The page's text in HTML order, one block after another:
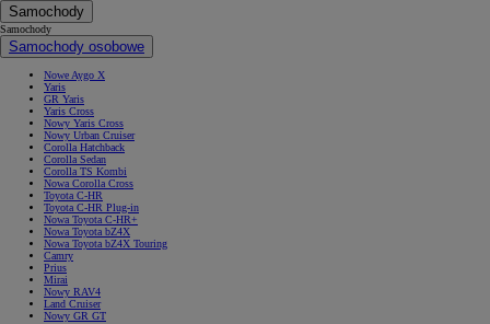
Samochody
Samochody
Samochody osobowe
Nowe Aygo X
Yaris
GR Yaris
Yaris Cross
Nowy Yaris Cross
Nowy Urban Cruiser
Corolla Hatchback
Corolla Sedan
Corolla TS Kombi
Nowa Corolla Cross
Toyota C-HR
Toyota C-HR Plug-in
Nowa Toyota C-HR+
Nowa Toyota bZ4X
Nowa Toyota bZ4X Touring
Camry
Prius
Mirai
Nowy RAV4
Land Cruiser
Nowy GR GT